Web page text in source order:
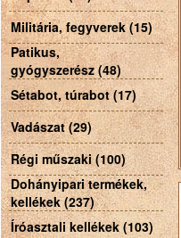
Militária, fegyverek (15)
Patikus,
gyógyszerész (48)
Sétabot, túrabot (17)
Vadászat (29)
Régi műszaki (100)
Dohányipari termékek,
kellékek (237)
Íróasztali kellékek (103)